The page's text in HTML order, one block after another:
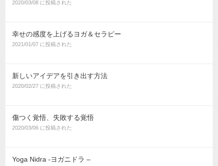
2020/03/08 に投稿された
幸せの感度を上げるヨガ＆セラピー
2021/01/07 に投稿された
新しいアイデアを引き出す方法
2020/02/27 に投稿された
傷つく覚悟、失敗する覚悟
2020/03/06 に投稿された
Yoga Nidra -ヨガニドラ –